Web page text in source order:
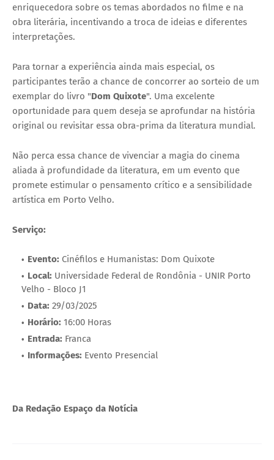
enriquecedora sobre os temas abordados no filme e na
obra literária, incentivando a troca de ideias e diferentes
interpretações.
Para tornar a experiência ainda mais especial, os
participantes terão a chance de concorrer ao sorteio de um
exemplar do livro "Dom Quixote". Uma excelente
oportunidade para quem deseja se aprofundar na história
original ou revisitar essa obra-prima da literatura mundial.
Não perca essa chance de vivenciar a magia do cinema
aliada à profundidade da literatura, em um evento que
promete estimular o pensamento crítico e a sensibilidade
artística em Porto Velho.
Serviço:
Evento: Cinéfilos e Humanistas: Dom Quixote
Local: Universidade Federal de Rondônia - UNIR Porto
Velho - Bloco J1
Data: 29/03/2025
Horário: 16:00 Horas
Entrada: Franca
Informações: Evento Presencial
Da Redação Espaço da Notícia